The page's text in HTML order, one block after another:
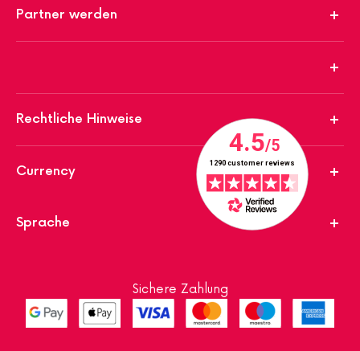
Partner werden
Rechtliche Hinweise
Currency
Sprache
Sichere Zahlung